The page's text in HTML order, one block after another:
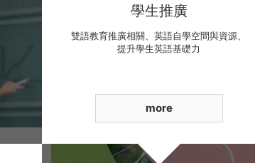
學生推廣
雙語教育推廣相關、英語自學空間與資源、
提升學生英語基礎力
more